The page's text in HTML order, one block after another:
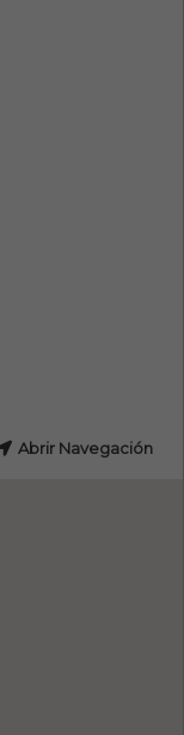
Abrir Navegación